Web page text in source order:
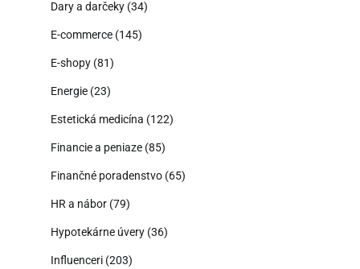
Dary a darčeky (34)
E-commerce (145)
E-shopy (81)
Energie (23)
Estetická medicína (122)
Financie a peniaze (85)
Finančné poradenstvo (65)
HR a nábor (79)
Hypotekárne úvery (36)
Influenceri (203)